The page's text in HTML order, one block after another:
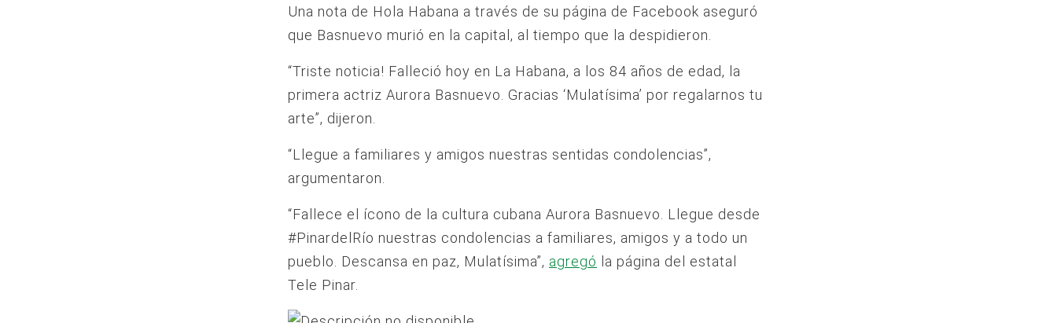
Una nota de Hola Habana a través de su página de Facebook aseguró
que Basnuevo murió en la capital, al tiempo que la despidieron.
“Triste noticia! Falleció hoy en La Habana, a los 84 años de edad, la
primera actriz Aurora Basnuevo. Gracias ‘Mulatísima’ por regalarnos tu
arte”, dijeron.
“Llegue a familiares y amigos nuestras sentidas condolencias”,
argumentaron.
“Fallece el ícono de la cultura cubana Aurora Basnuevo. Llegue desde
#PinardelRío nuestras condolencias a familiares, amigos y a todo un
pueblo. Descansa en paz, Mulatísima”, agregó la página del estatal
Tele Pinar.